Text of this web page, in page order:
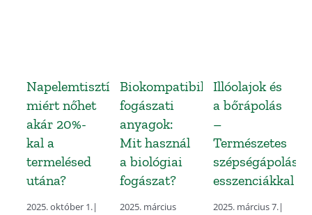
Napelemtisztítás:
miért nőhet
akár 20%-
kal a
termelésed
utána?
2025. október 1.|
Biokompatibilis
fogászati
anyagok:
Mit használ
a biológiai
fogászat?
2025. március
Illóolajok és
a bőrápolás
–
Természetes
szépségápolás
esszenciákkal
2025. március 7.|